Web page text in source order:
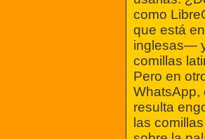
como
que está
inglesas—
comillas
Pero en
WhatsApp,
resulta
las